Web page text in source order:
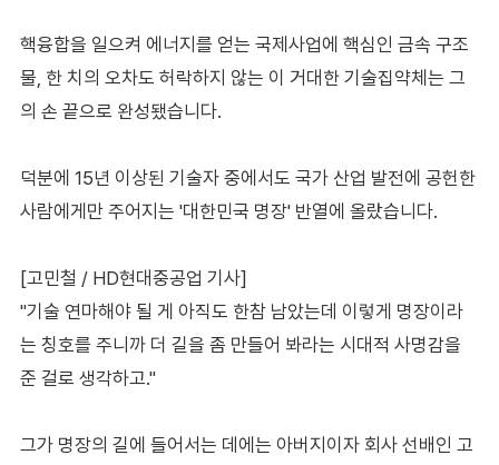
핵융합을 일으켜 에너지를 얻는 국제사업에 핵심인 금속 구조
물, 한 치의 오차도 허락하지 않는 이 거대한 기술집약체는 그
의 손 끝으로 완성됐습니다.
덕분에 15년 이상된 기술자 중에서도 국가 산업 발전에 공헌한
사람에게만 주어지는 '대한민국 명장' 반열에 올랐습니다.
[고민철 / HD현대중공업 기사]
"기술 연마해야 될 게 아직도 한참 남았는데 이렇게 명장이라
는 칭호를 주니까 더 길을 좀 만들어 봐라는 시대적 사명감을
준 걸로 생각하고."
그가 명장의 길에 들어서는 데에는 아버지이자 회사 선배인 고